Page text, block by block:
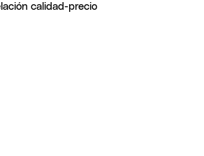
calidad-precio